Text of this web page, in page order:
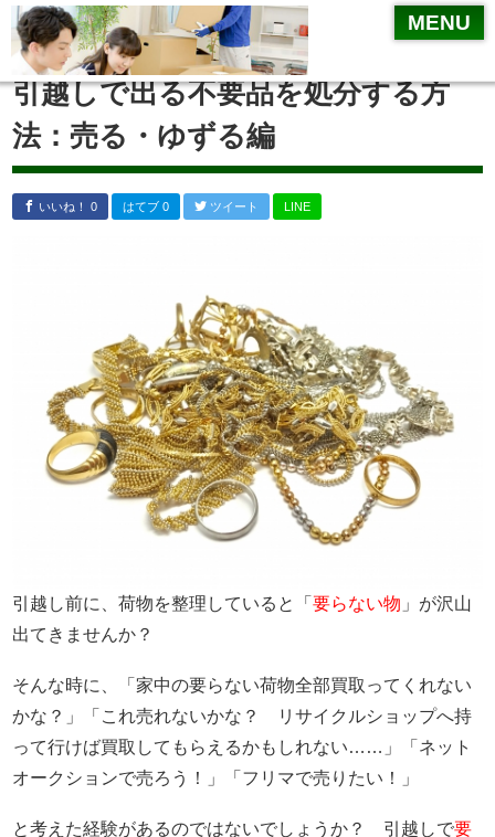
MENU
MENU
引越しやることチェックリスト
引越業者選び
一括見積サイト
相見積り
梱包方法
引越業者が運んでくれない物～標準引越運送約款
引越しで出る不要品を処分する方
法：売る・ゆずる編
いいね！ 0 はてブ 0 ツイート LINE
引越し前に、荷物を整理していると「要らない物 」が沢山
出てきませんか？
そんな時に、「家中の要らない荷物全部買取ってくれない
かな？」「これ売れないかな？ リサイクルショップへ持
って行けば買取してもらえるかもしれない……」「ネット
オークションで売ろう！」「フリマで売りたい！」
と考えた経験があるのではないでしょうか？ 引越しで要